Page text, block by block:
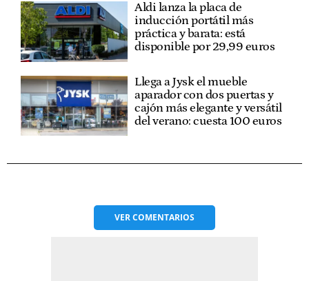
Aldi lanza la placa de
inducción portátil más
práctica y barata: está
disponible por 29,99 euros
Llega a Jysk el mueble
aparador con dos puertas y
cajón más elegante y versátil
del verano: cuesta 100 euros
VERCOMENTARIOS